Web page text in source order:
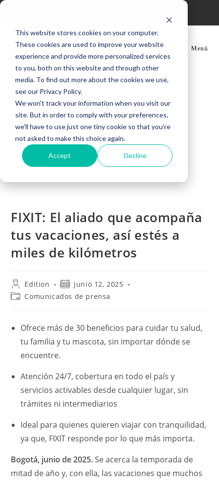
This website stores cookies on your computer.
These cookies are used to improve your website
experience and provide more personalized services
to you, both on this website and through other
media. To find out more about the cookies we use,
see our Privacy Policy.
We won't track your information when you visit our
site. But in order to comply with your preferences,
we'll have to use just one tiny cookie so that you're
not asked to make this choice again.
Accept Decline
Ir
contenido
Menú
FIXIT: El aliado que acompaña
tus vacaciones, así estés a
miles de kilómetros
Autor
de
la
Edition
Publicación
de
la
junio 12, 2025
Categoría
entrada:
Comunicados de prensa
Ofrece más de 30 beneficios para cuidar tu salud,
tu familia y tu mascota, sin importar dónde se
encuentre.
Atención 24/7, cobertura en todo el país y
servicios activables desde cualquier lugar, sin
trámites ni intermediarios
Ideal para quienes quieren viajar con tranquilidad,
ya que, FIXIT responde por lo que más importa.
Bogotá, junio de 2025.Se acerca la temporada de
mitad de año y, con ella, las vacaciones que muchos